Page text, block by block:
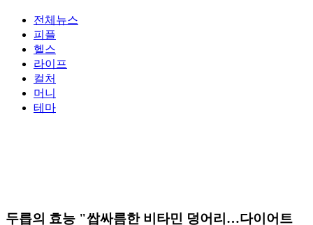
전체뉴스
피플
헬스
라이프
컬처
머니
테마
두릅의 효능 "쌉싸름한 비타민 덩어리…다이어트